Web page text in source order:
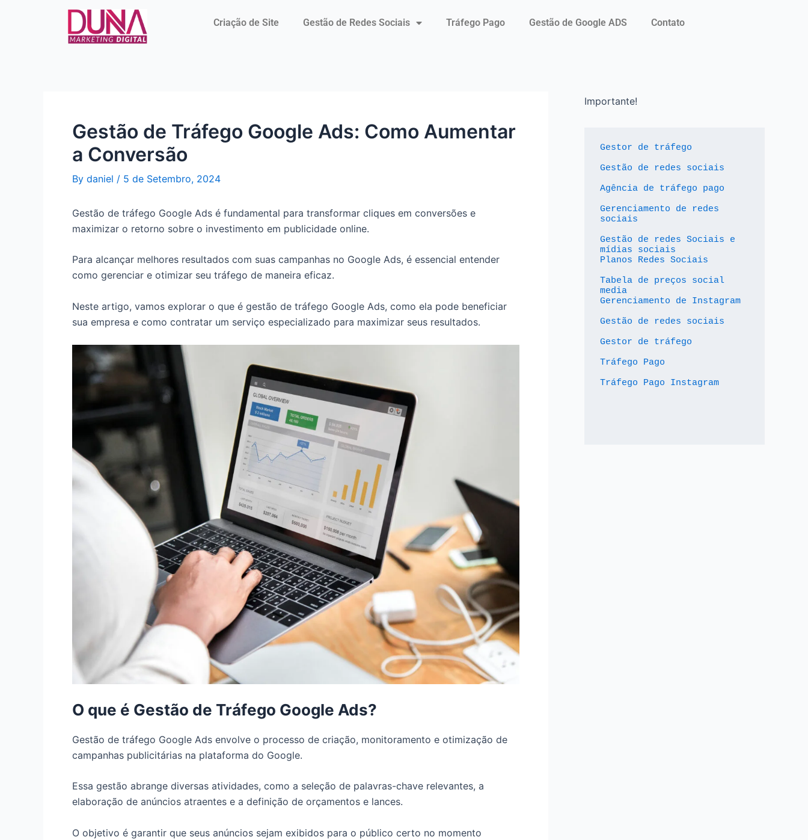
Criação de Site Gestão de Redes Sociais Tráfego Pago Gestão de Google ADS Contato
Gestão de Tráfego Google Ads: Como Aumentar
a Conversão
By daniel / 5 de Setembro, 2024
Gestão de tráfego Google Ads é fundamental para transformar cliques em conversões e
maximizar o retorno sobre o investimento em publicidade online.
Para alcançar melhores resultados com suas campanhas no Google Ads, é essencial entender
como gerenciar e otimizar seu tráfego de maneira eficaz.
Neste artigo, vamos explorar o que é gestão de tráfego Google Ads, como ela pode beneficiar
sua empresa e como contratar um serviço especializado para maximizar seus resultados.
O que é Gestão de Tráfego Google Ads?
Gestão de tráfego Google Ads envolve o processo de criação, monitoramento e otimização de
campanhas publicitárias na plataforma do Google.
Essa gestão abrange diversas atividades, como a seleção de palavras-chave relevantes, a
elaboração de anúncios atraentes e a definição de orçamentos e lances.
O objetivo é garantir que seus anúncios sejam exibidos para o público certo no momento
navigation
Importante!
Gestor de tráfego
Gestão de redes sociais
Agência de tráfego pago
Gerenciamento de redes
sociais
Gestão de redes Sociais e
mídias sociais
Planos Redes Sociais
Tabela de preços social
media
Gerenciamento de Instagram
Gestão de redes sociais
Gestor de tráfego
Tráfego Pago
Tráfego Pago Instagram